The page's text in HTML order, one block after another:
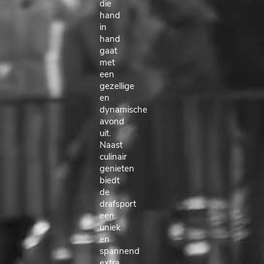
die
hand
in
hand
gaat
met
een
gezellige
en
dynamische
avond
uit.
Naast
culinair
genieten
biedt
de
drafsport
een
uniek
en
spannend